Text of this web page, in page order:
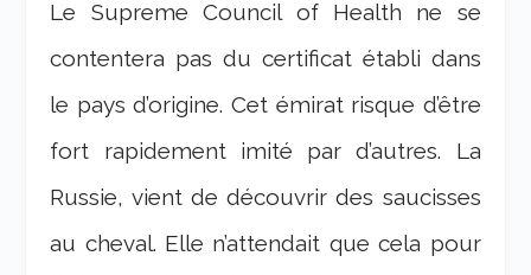
Le Supreme Council of Health ne se
contentera pas du certificat établi dans
le pays d’origine. Cet émirat risque d’être
fort rapidement imité par d’autres. La
Russie, vient de découvrir des saucisses
au cheval. Elle n’attendait que cela pour